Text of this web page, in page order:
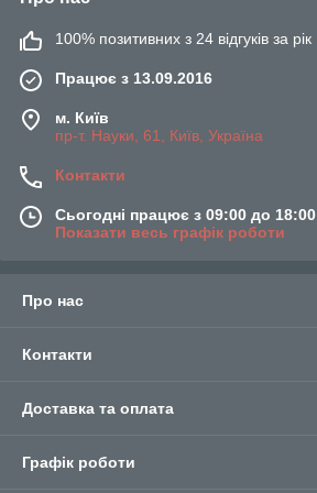
100% позитивних з 24 відгуків за рік
Працює з 13.09.2016
м. Київ
пр-т. Науки, 61, Київ, Україна
Контакти
Сьогодні працює з 09:00 до 18:00
Показати весь графік роботи
Про нас
Контакти
Доставка та оплата
Графік роботи